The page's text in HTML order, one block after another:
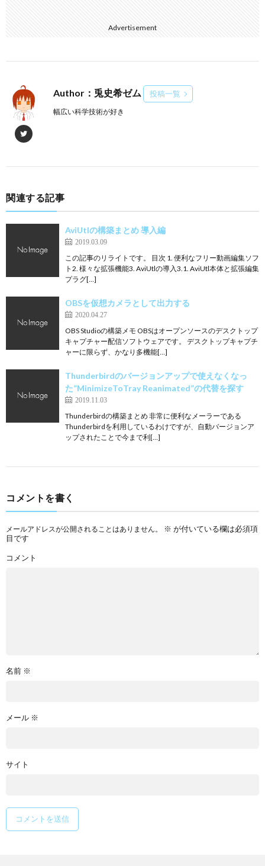
Advertisement
Author：兎史希ゼム 投稿一覧
幅広い科学技術が好き
関連する記事
AviUtlの構築まとめ 導入編
2019.03.09
この記事のリライトです。 目次 1. 便利なフリー動画編集ソフ
ト2. 様々な拡張機能3. AviUtlの導入3.1. AviUtl本体と拡張編集
プラグ[…]
OBSを仮想カメラとして出力する
2020.04.27
OBS Studioの構築メモ OBSはオープンソースのデスクトップ
キャプチャー配信ソフトウェアです。 デスクトップキャプチ
ャーに限らず、かなり多機能[…]
Thunderbirdのバージョンアップで使えなくなっ
た”MinimizeToTray Reanimated”の代替を探す
2019.11.03
Thunderbirdの構築まとめ 非常に便利なメーラーである
Thunderbirdを利用しているわけですが、自動バージョンア
ップされたことで今まで利[…]
コメントを書く
メールアドレスが公開されることはありません。 ※ が付いている欄は必須項
目です
コメント
名前 ※
メール ※
サイト